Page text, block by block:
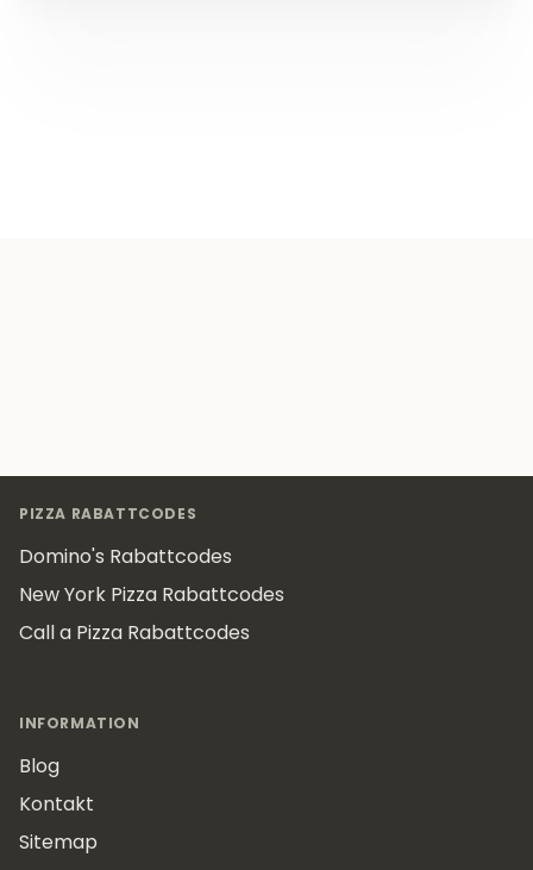
PIZZA RABATTCODES
Domino's Rabattcodes
New York Pizza Rabattcodes
Call a Pizza Rabattcodes
INFORMATION
Blog
Kontakt
Sitemap